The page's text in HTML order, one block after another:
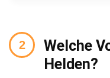
Welche
Helden?